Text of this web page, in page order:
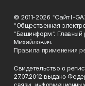
© 2011-2026 "Сайт I-
"Общественная
"Башинформ". Главный
Михайлович.
Правила применения
Свидетельство о
27.07.2012 выдано